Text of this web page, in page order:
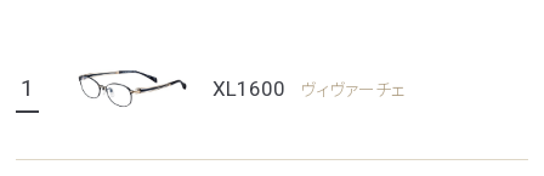
1 XL1600 ヴィヴァーチェ